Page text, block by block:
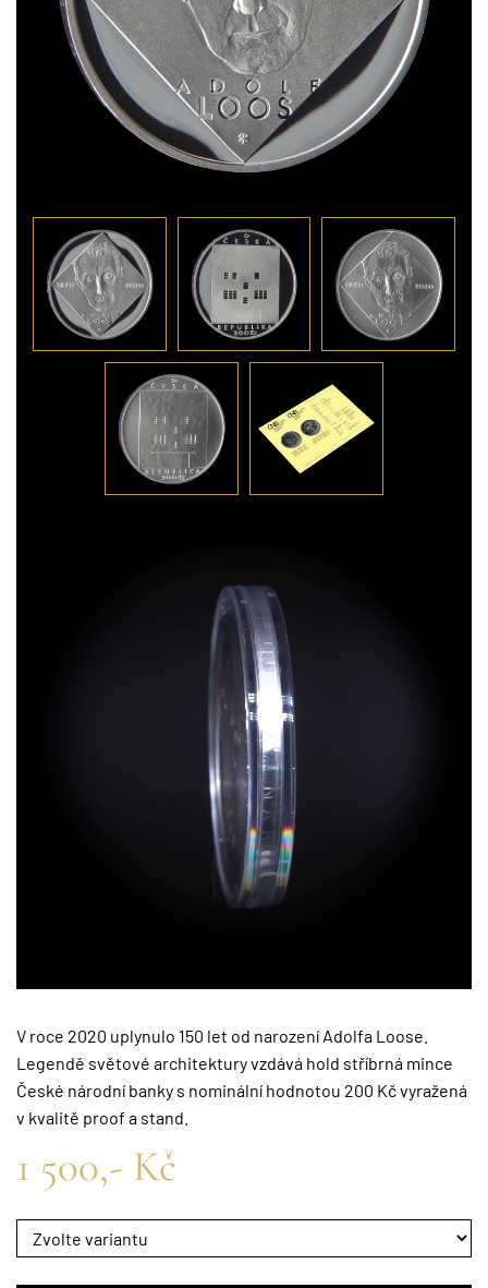
V roce 2020 uplynulo 150 let od narození Adolfa Loose.
Legendě světové architektury vzdává hold stříbrná mince
České národní banky s nominální hodnotou 200 Kč vyražená
v kvalitě proof a stand.
1 500,- Kč